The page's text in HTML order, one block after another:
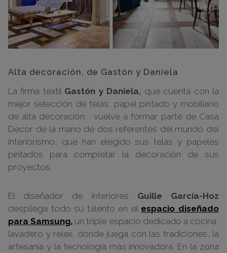
Alta decoración, de Gastón y Daniela
La firma textil Gastón y Daniela, que cuenta con la
mejor selección de telas, papel pintado y mobiliario
de alta decoración, vuelve a formar parte de Casa
Decor de la mano de dos referentes del mundo del
interiorismo, que han elegido sus telas y papeles
pintados para completar la decoración de sus
proyectos.
El diseñador de interiores Guille García-Hoz
despliega todo su talento en el espacio diseñado
para Samsung, un triple espacio dedicado a cocina,
lavadero y relax, donde juega con las tradiciones, la
artesanía y la tecnología más innovadora. En la zona